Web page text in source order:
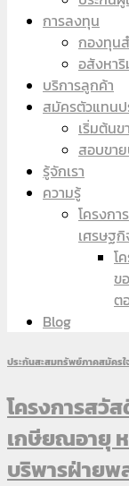
การลงทุน
กองทุน
อสังหา
บริการลูกค้า
สมัครตัวแทนป
เริ่มต้นข
สอบขา
รู้จักเรา
ความรู้
โครงก
เศรษฐ
โ
ข
ต
Blog
ประกันสะสมทรัพย์ภาคสมัครใ
โครงการสวั
เกษียณอายุ
บริพารฝ่ายพ